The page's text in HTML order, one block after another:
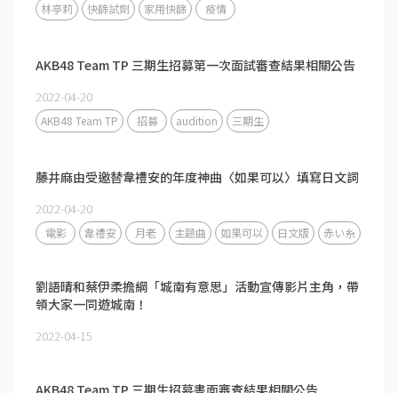
林亭莉 快篩試劑 家用快篩 疫情
AKB48 Team TP 三期生招募第一次面試審查結果相關公告
2022-04-20
AKB48 Team TP 招募 audition 三期生
藤井麻由受邀替韋禮安的年度神曲〈如果可以〉填寫日文詞
2022-04-20
電影 韋禮安 月老 主題曲 如果可以 日文版 赤い糸
劉語晴和蔡伊柔擔綱「城南有意思」活動宣傳影片主角，帶
領大家一同遊城南！
2022-04-15
AKB48 Team TP 三期生招募書面審查結果相關公告